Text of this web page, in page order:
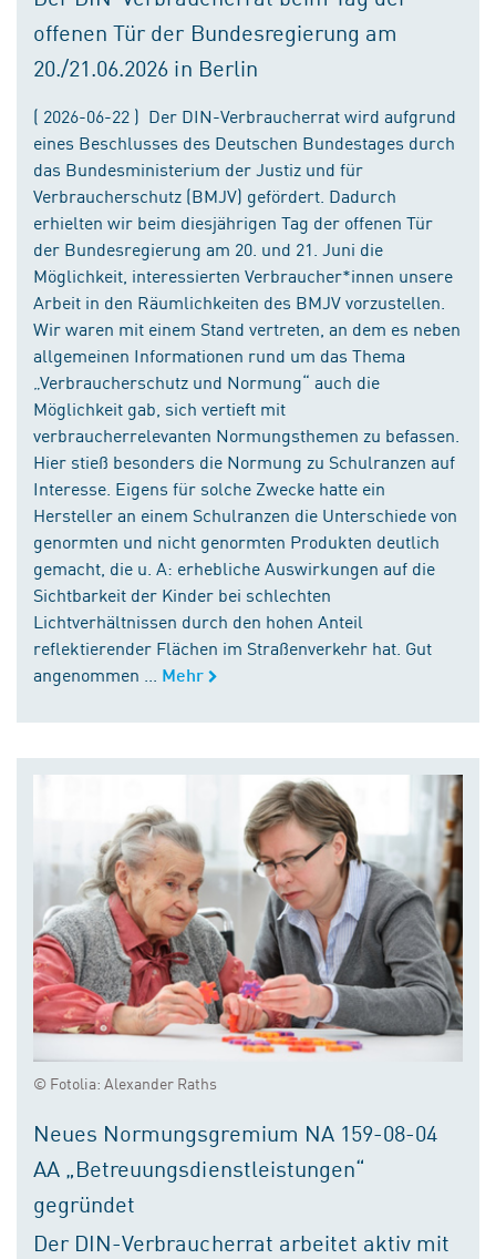
offenen Tür der Bundesregierung am
20./21.06.2026 in Berlin
( 2026-06-22 ) Der DIN-Verbraucherrat wird aufgrund
eines Beschlusses des Deutschen Bundestages durch
das Bundesministerium der Justiz und für
Verbraucherschutz (BMJV) gefördert. Dadurch
erhielten wir beim diesjährigen Tag der offenen Tür
der Bundesregierung am 20. und 21. Juni die
Möglichkeit, interessierten Verbraucher*innen unsere
Arbeit in den Räumlichkeiten des BMJV vorzustellen.
Wir waren mit einem Stand vertreten, an dem es neben
allgemeinen Informationen rund um das Thema
„Verbraucherschutz und Normung“ auch die
Möglichkeit gab, sich vertieft mit
verbraucherrelevanten Normungsthemen zu befassen.
Hier stieß besonders die Normung zu Schulranzen auf
Interesse. Eigens für solche Zwecke hatte ein
Hersteller an einem Schulranzen die Unterschiede von
genormten und nicht genormten Produkten deutlich
gemacht, die u. A: erhebliche Auswirkungen auf die
Sichtbarkeit der Kinder bei schlechten
Lichtverhältnissen durch den hohen Anteil
reflektierender Flächen im Straßenverkehr hat. Gut
angenommen ...
Mehr
© Fotolia: Alexander Raths
Neues Normungsgremium NA 159-08-04
AA „Betreuungsdienstleistungen“
gegründet
Der DIN-Verbraucherrat arbeitet aktiv mit